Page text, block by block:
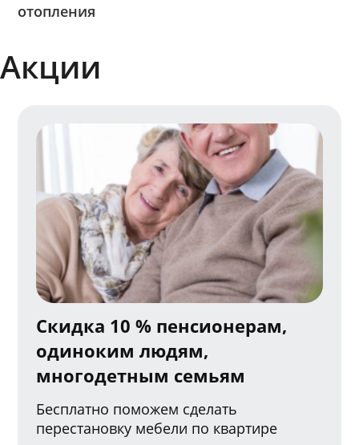
отопления
Акции
Скидка 10 % пенсионерам,
одиноким людям,
многодетным семьям
Бесплатно поможем сделать
перестановку мебели по квартире